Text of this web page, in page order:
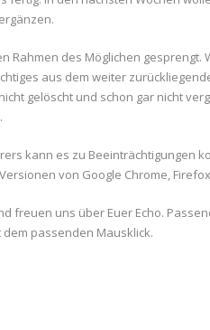
Rahmen des Möglichen gesprengt.
aus dem weiter
gelöscht und schon gar nicht
kann es zu Beeinträchtigungen
von Google Chrome,
freuen uns über Euer Echo.
passenden Mausklick.